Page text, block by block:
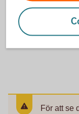
För att se